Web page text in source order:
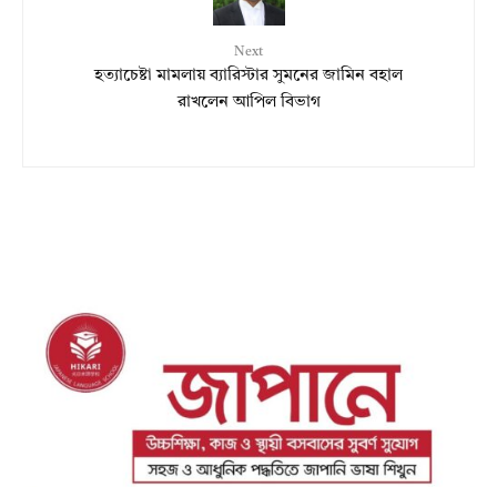
Next
হত্যাচেষ্টা মামলায় ব্যারিস্টার সুমনের জামিন বহাল
রাখলেন আপিল বিভাগ